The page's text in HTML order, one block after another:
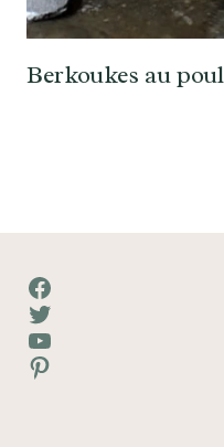
Berkoukes au
Facebook
Twitter
YouTube
Pinterest